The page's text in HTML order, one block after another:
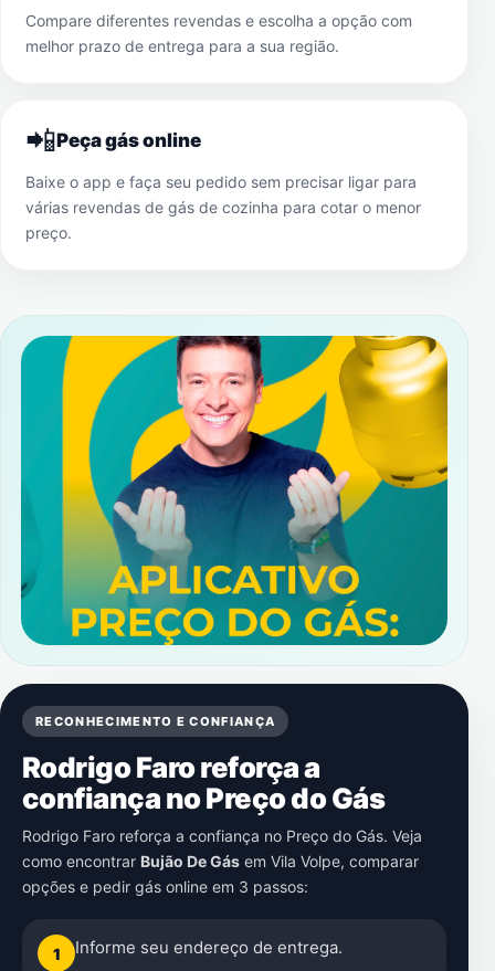
Compare diferentes revendas e escolha a opção com
melhor prazo de entrega para a sua região.
📲Peça gás online
Baixe o app e faça seu pedido sem precisar ligar para
várias revendas de gás de cozinha para cotar o menor
preço.
RECONHECIMENTO E CONFIANÇA
Rodrigo Faro reforça a
confiança no Preço do Gás
Rodrigo Faro reforça a confiança no Preço do Gás. Veja
como encontrar Bujão De Gás em Vila Volpe, comparar
opções e pedir gás online em 3 passos:
1 Informe seu endereço de entrega.